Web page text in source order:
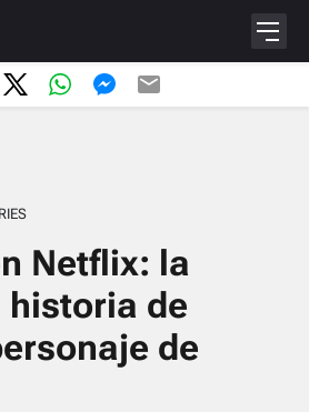
Netflix: la
historia de
de